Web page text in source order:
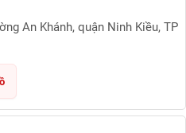
An Khánh, quận Ninh Kiều, TP